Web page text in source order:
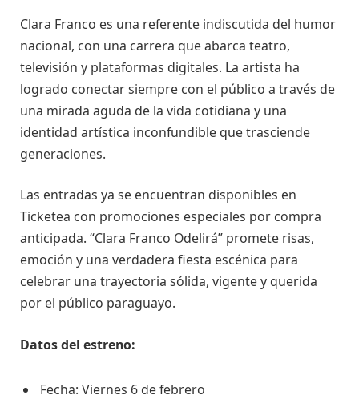
Clara Franco es una referente indiscutida del humor
nacional, con una carrera que abarca teatro,
televisión y plataformas digitales. La artista ha
logrado conectar siempre con el público a través de
una mirada aguda de la vida cotidiana y una
identidad artística inconfundible que trasciende
generaciones.
Las entradas ya se encuentran disponibles en
Ticketea con promociones especiales por compra
anticipada. “Clara Franco Odelirá” promete risas,
emoción y una verdadera fiesta escénica para
celebrar una trayectoria sólida, vigente y querida
por el público paraguayo.
Datos del estreno:
Fecha: Viernes 6 de febrero